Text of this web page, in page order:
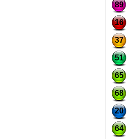
89
16
37
51
65
68
20
64